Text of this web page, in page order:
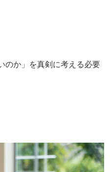
のか」を真剣に考える必要